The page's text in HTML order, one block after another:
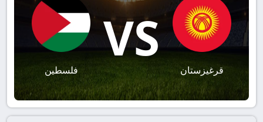
قرغيزستان
VS
فلسطين